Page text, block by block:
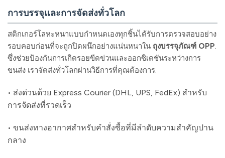
การบรรจุและการจัดส่งทั่วโลก
สติกเกอร์โลหะหนาแบบกำหนดเองทุกชิ้นได้รับการตรวจสอบอย่าง
รอบคอบก่อนที่จะถูกปิดผนึกอย่างแน่นหนาใน ถุงบรรจุภัณฑ์ OPP.
ซึ่งช่วยป้องกันการเกิดรอยขีดข่วนและออกซิเดชันระหว่างการ
ขนส่ง เราจัดส่งทั่วโลกผ่านวิธีการที่คุณต้องการ:
• ส่งด่วนด้วย Express Courier (DHL, UPS, FedEx) สำหรับ
การจัดส่งที่รวดเร็ว
• ขนส่งทางอากาศสำหรับคำสั่งซื้อที่มีลำดับความสำคัญปาน
กลาง